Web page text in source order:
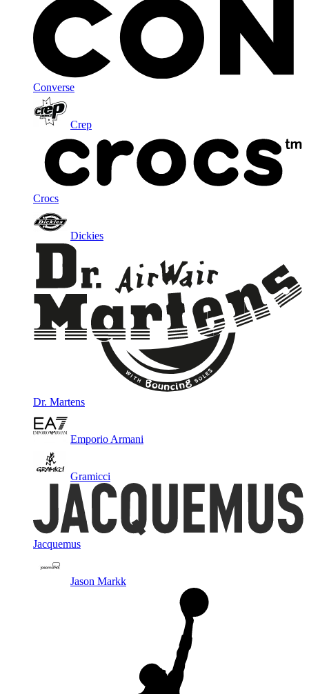
Converse
Crep
Crocs
Dickies
Dr. Martens
Emporio Armani
Gramicci
Jacquemus
Jason Markk